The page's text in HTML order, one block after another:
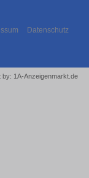
Datenschutz
1A-Anzeigenmarkt.de